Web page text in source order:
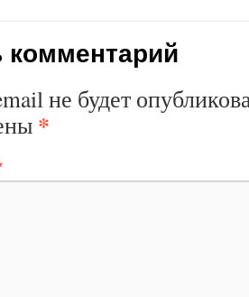
комментарий
не будет
*